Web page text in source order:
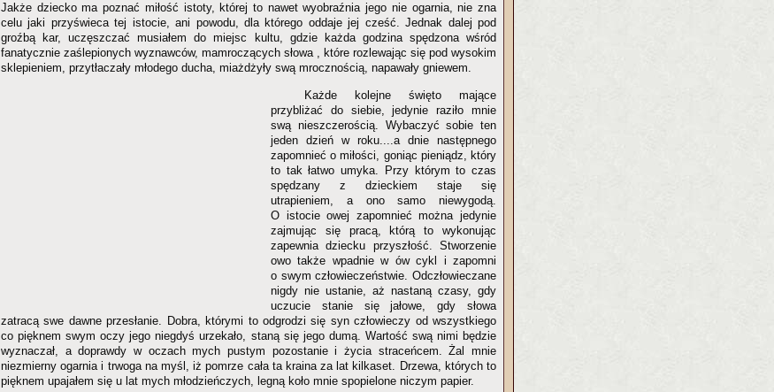
Jakże dziecko ma poznać miłość istoty, której to nawet wyobraźnia jego nie ogarnia, nie zna
celu jaki przyświeca tej istocie, ani powodu, dla którego oddaje jej cześć. Jednak dalej pod
groźbą kar, uczęszczać musiałem do miejsc kultu, gdzie każda godzina spędzona wśród
fanatycznie zaślepionych wyznawców, mamroczących słowa , które rozlewając się pod wysokim
sklepieniem, przytłaczały młodego ducha, miażdżyły swą mrocznością, napawały gniewem.
Każde kolejne święto mające
przybliżać do siebie, jedynie raziło mnie
swą nieszczerością. Wybaczyć sobie ten
jeden dzień w roku....a dnie następnego
zapomnieć o miłości, goniąc pieniądz, który
to tak łatwo umyka. Przy którym to czas
spędzany z dzieckiem staje się
utrapieniem, a ono samo niewygodą.
O istocie owej zapomnieć można jedynie
zajmując się pracą, którą to wykonując
zapewnia dziecku przyszłość. Stworzenie
owo także wpadnie w ów cykl i zapomni
o swym człowieczeństwie. Odczłowieczane
nigdy nie ustanie, aż nastaną czasy, gdy
uczucie stanie się jałowe, gdy słowa
zatracą swe dawne przesłanie. Dobra, którymi to odgrodzi się syn człowieczy od wszystkiego
co pięknem swym oczy jego niegdyś urzekało, staną się jego dumą. Wartość swą nimi będzie
wyznaczał, a doprawdy w oczach mych pustym pozostanie i życia straceńcem. Żal mnie
niezmierny ogarnia i trwoga na myśl, iż pomrze cała ta kraina za lat kilkaset. Drzewa, których to
pięknem upajałem się u lat mych młodzieńczych, legną koło mnie spopielone niczym papier.